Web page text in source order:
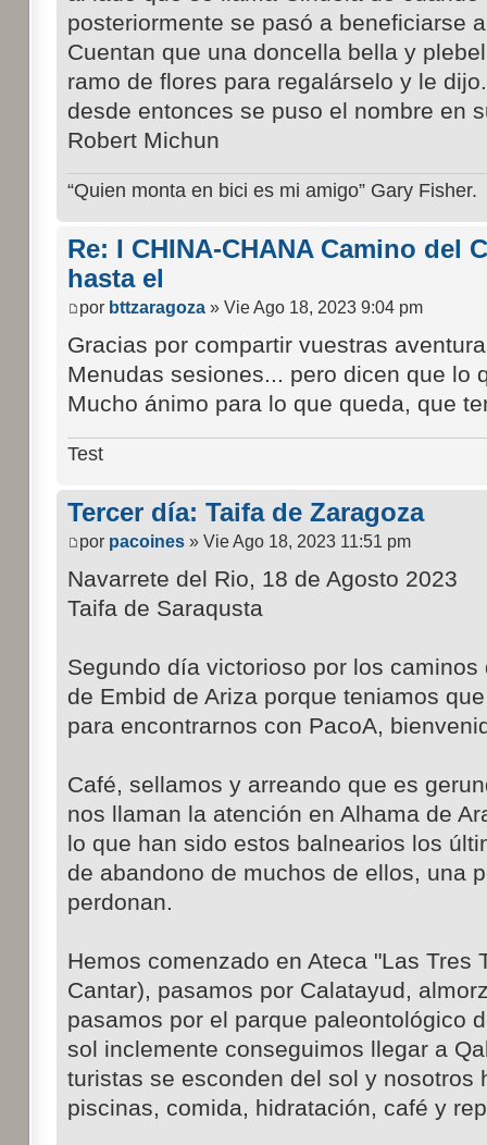
posteriormente se pasó a beneficiarse
Cuentan que una doncella bella y
ramo de flores para regalárselo y le
desde entonces se puso el nombre en
Robert Michun
“Quien monta en bici es mi amigo” Gary Fisher.
Re: I CHINA-CHANA Camino del
hasta el
por bttzaragoza» Vie Ago 18, 2023 9:04 pm
Gracias por compartir vuestras
Menudas sesiones... pero dicen que lo
Mucho ánimo para lo que queda, que
Test
Tercer día: Taifa de Zaragoza
por pacoines» Vie Ago 18, 2023 11:51 pm
Navarrete del Rio, 18 de Agosto 2023
Taifa de Saraqusta
Segundo día victorioso por los
de Embid de Ariza porque teniamos
para encontrarnos con PacoA,
Café, sellamos y arreando que es
nos llaman la atención en Alhama de
lo que han sido estos balnearios los
de abandono de muchos de ellos, una
perdonan.
Hemos comenzado en Ateca "Las Tres
Cantar), pasamos por Calatayud,
pasamos por el parque paleontológico
sol inclemente conseguimos llegar a
turistas se esconden del sol y nosotros
piscinas, comida, hidratación, café y